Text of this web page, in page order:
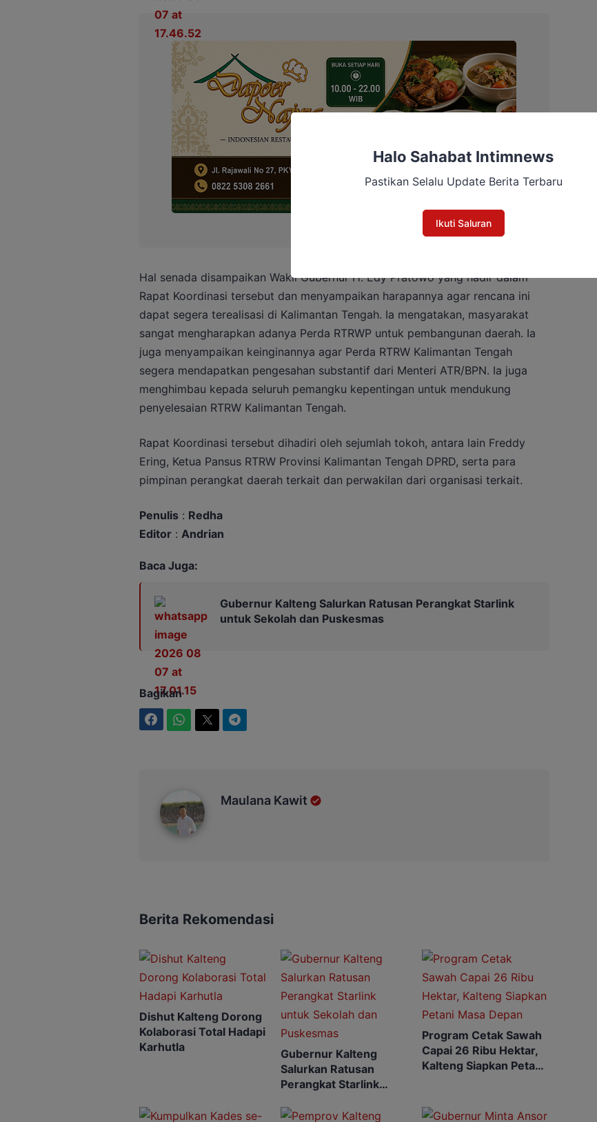
Hal senada disampaikan Wakil Gubernur H. Edy Pratowo yang hadir dalam
Rapat Koordinasi tersebut dan menyampaikan harapannya agar rencana ini
dapat segera terealisasi di Kalimantan Tengah. Ia mengatakan, masyarakat
sangat mengharapkan adanya Perda RTRWP untuk pembangunan daerah. Ia
juga menyampaikan keinginannya agar Perda RTRW Kalimantan Tengah
segera mendapatkan pengesahan substantif dari Menteri ATR/BPN. Ia juga
menghimbau kepada seluruh pemangku kepentingan untuk mendukung
penyelesaian RTRW Kalimantan Tengah.
Rapat Koordinasi tersebut dihadiri oleh sejumlah tokoh, antara lain Freddy
Ering, Ketua Pansus RTRW Provinsi Kalimantan Tengah DPRD, serta para
pimpinan perangkat daerah terkait dan perwakilan dari organisasi terkait.
Penulis: Redha
Editor: Andrian
Baca Juga:
Gubernur Kalteng Salurkan Ratusan Perangkat Starlink
untuk Sekolah dan Puskesmas
Bagikan
Maulana Kawit
Berita Rekomendasi
Dishut Kalteng Dorong
Kolaborasi Total Hadapi
Karhutla
Gubernur Kalteng
Salurkan Ratusan
Perangkat Starlink
Puskesmas
Program Cetak Sawah
Capai 26 Ribu Hektar,
Kalteng Siapkan Petani
Halo Sahabat Intimnews
Pastikan Selalu Update Berita Terbaru
Ikuti Saluran